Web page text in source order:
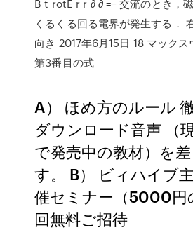
B t rotE r r ∂ ∂ =− 交流のとき，
くるくる回る電界が発生する．
向き 2017年6月15日 18 マック
第3番目の式
A） ほめ方のルール
ダウンロード音声 （
で発売中の教材）を
す。 B） ビィハイブ
催セミナー（5000円
回無料ご招待